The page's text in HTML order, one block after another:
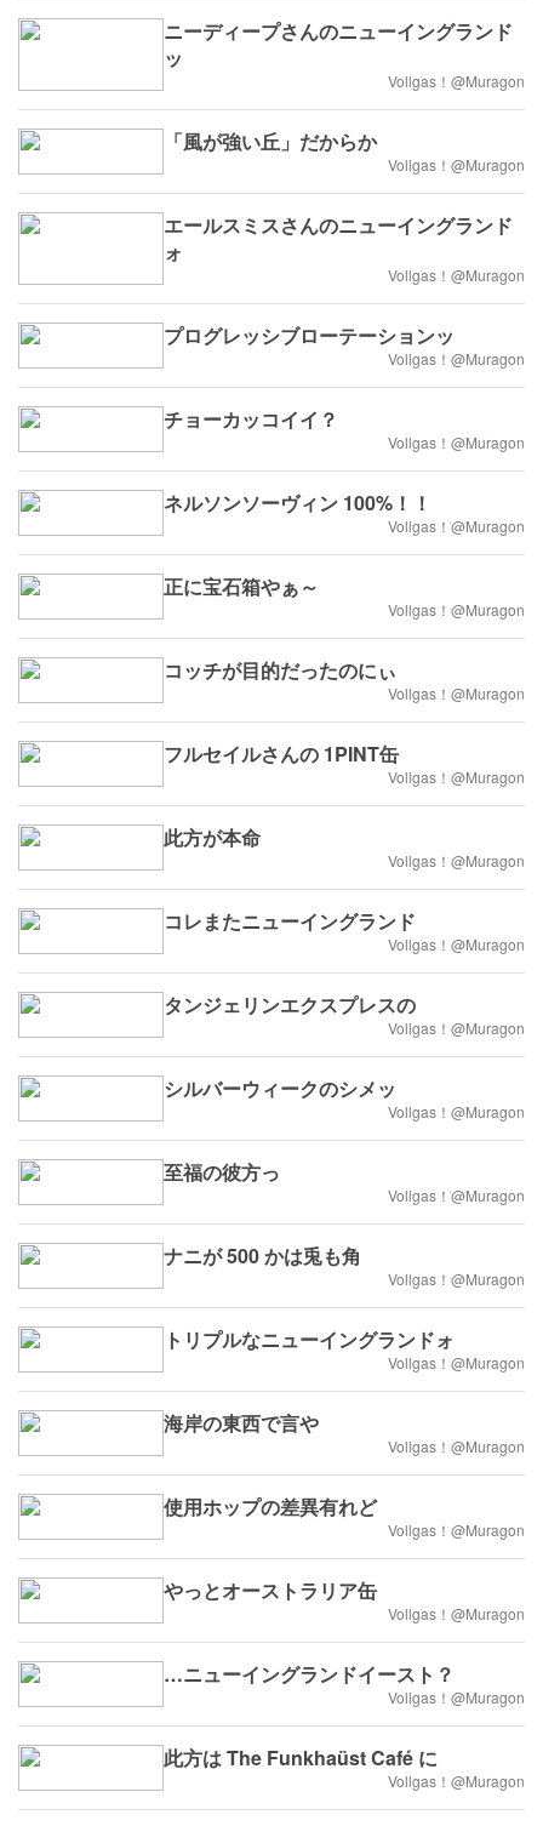
ニーディープさんのニューイングランド
ッ
Vollgas！@Muragon
「風が強い丘」だからか
Vollgas！@Muragon
エールスミスさんのニューイングランド
ォ
Vollgas！@Muragon
プログレッシブローテーションッ
Vollgas！@Muragon
チョーカッコイイ？
Vollgas！@Muragon
ネルソンソーヴィン 100%！！
Vollgas！@Muragon
正に宝石箱やぁ～
Vollgas！@Muragon
コッチが目的だったのにぃ
Vollgas！@Muragon
フルセイルさんの 1PINT缶
Vollgas！@Muragon
此方が本命
Vollgas！@Muragon
コレまたニューイングランド
Vollgas！@Muragon
タンジェリンエクスプレスの
Vollgas！@Muragon
シルバーウィークのシメッ
Vollgas！@Muragon
至福の彼方っ
Vollgas！@Muragon
ナニが 500 かは兎も角
Vollgas！@Muragon
トリプルなニューイングランドォ
Vollgas！@Muragon
海岸の東西で言や
Vollgas！@Muragon
使用ホップの差異有れど
Vollgas！@Muragon
やっとオーストラリア缶
Vollgas！@Muragon
…ニューイングランドイースト？
Vollgas！@Muragon
此方は The Funkhaüst Café に
Vollgas！@Muragon